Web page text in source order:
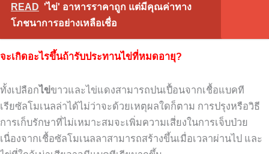
READ 'ไข่' อาหารราคาถูก แต่มีคุณค่าทาง
โภชนาการอย่างเหลือเชื่อ
จะเกิดอะไรขึ้นถ้ารับประทานไข่ที่หมดอายุ?
ทั้งเปลือกไข่ขาวและไข่แดงสามารถปนเปื้อนจากเชื้อแบคที
เรียซัลโมเนลล่าได้ไม่ว่าจะด้วยเหตุผลใดก็ตาม การปรุงหรือวิธี
การเก็บรักษาที่ไม่เหมาะสมจะเพิ่มความเสี่ยงในการเจ็บป่วย
เนื่องจากเชื้อซัลโมเนลลาสามารถสร้างขึ้นเมื่อเวลาผ่านไป และ